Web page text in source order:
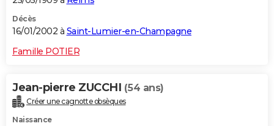
Décès
16/01/2002 à Saint-Lumier-en-Champagne
Famille POTIER
Jean-pierre ZUCCHI (54 ans)
Créer une cagnotte obsèques
Naissance